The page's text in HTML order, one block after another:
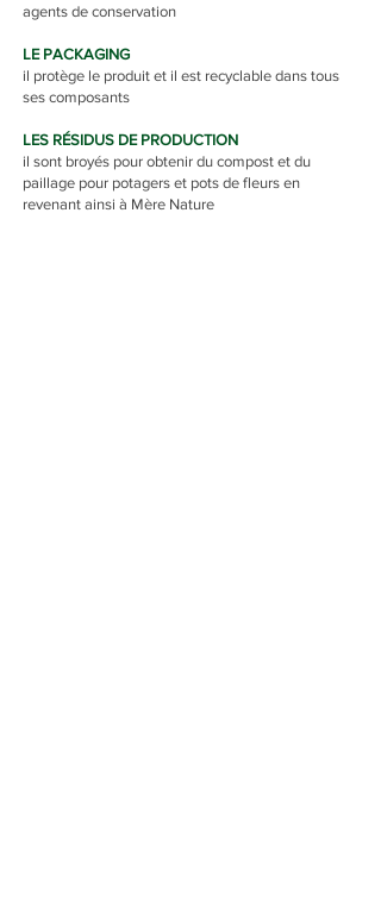
agents de conservation
LE PACKAGING
il protège le produit et il est recyclable dans tous
ses composants
LES RÉSIDUS DE PRODUCTION
il sont broyés pour obtenir du compost et du
paillage pour potagers et pots de fleurs en
revenant ainsi à Mère Nature